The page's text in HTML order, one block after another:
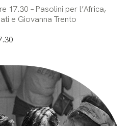
17.30 – Pasolini per l’Africa,
e Giovanna Trento